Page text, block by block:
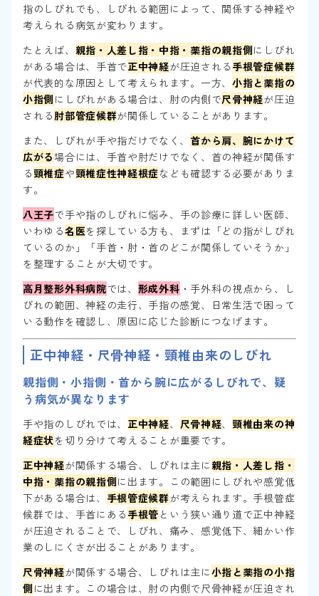
指のしびれでも、しびれる範囲によって、関係する神経や
考えられる病気が変わります。
たとえば、 親指・人差し指・中指・薬指の親指側にしびれ
がある場合は、手首で正中神経が圧迫される 手根管症候群
が代表的な原因として考えられます。一方、 小指と薬指の
小指側 にしびれがある場合は、肘の内側で尺骨神経が圧迫
される 肘部管症候群が関係していることがあります。
また、しびれが手や指だけでなく、 首から肩、腕にかけて
広がる場合には、手首や肘だけでなく、首の神経が関係す
る頸椎症や頸椎症性神経根症なども確認する必要がありま
す。
八王子で手や指のしびれに悩み、手の診療に詳しい医師、
いわゆる名医を探している方も、まずは「どの指がしびれ
ているのか」「手首・肘・首のどこが関係していそうか」
を整理することが大切です。
高月整形外科病院では、 形成外科 ・手外科の視点から、し
びれの範囲、神経の走行、手指の感覚、日常生活で困って
いる動作を確認し、原因に応じた診断につなげます。
正中神経・尺骨神経・頸椎由来のしびれ
親指側・小指側・首から腕に広がるしびれで、疑
う病気が異なります
手や指のしびれでは、 正中神経、 尺骨神経、頸椎由来の神
経症状を切り分けて考えることが重要です。
正中神経が関係する場合、しびれは主に親指・人差し指・
中指・薬指の親指側に出ます。この範囲にしびれや感覚低
下がある場合は、 手根管症候群が考えられます。手根管症
候群では、手首にある 手根管 という狭い通り道で正中神経
が圧迫されることで、しびれ、痛み、感覚低下、細かい作
業のしにくさが出ることがあります。
尺骨神経が関係する場合、しびれは主に小指と薬指の小指
側 に出ます。この場合は、肘の内側で尺骨神経が圧迫され